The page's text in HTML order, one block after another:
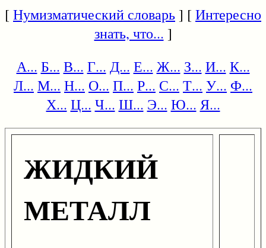
[Нумизматический словарь] [Интересно
знать, что... ]
А... Б... В... Г... Д... Е... Ж... З... И... К...
Л... М... Н... О... П... Р... С... Т... У... Ф...
Х... Ц... Ч... Ш... Э... Ю... Я...
ЖИДКИЙ
МЕТАЛЛ